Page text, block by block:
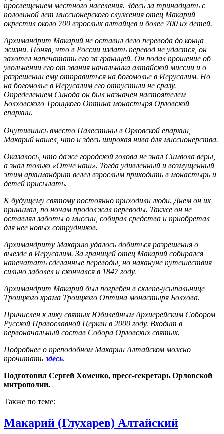
просвещением местного населения. Здесь за тринадцать с
половиной лет миссионерского служения отец Макарий
окрестил около 700 взрослых алтайцев и более 700 их детей.
Архимандрит Макарий не оставил дело перевода до конца
жизни. Поняв, что в России издать перевод не удастся, он
захотел напечатать его за границей. Он подал прошение об
увольнении его от звания начальника алтайской миссии и о
разрешении ему отправиться на богомолье в Иерусалим. Но
на богомолье в Иерусалим его отпустили не сразу.
Определением Синода он был назначен настоятелем
Болховского Троицкого Оптина монастыря Орловской
епархии.
Очутившись вместо Палестины в Орловской епархии,
Макарий нашел, что и здесь широкая нива для миссионерства.
Оказалось, что даже городской голова не знал Символа веры,
а знал только «Отче наш». Тогда удивленный и возмущенный
этим архимандрит велел взрослым приходить в монастырь и
детей присылать.
К будущему святому постоянно приходили люди. Днем он их
принимал, по ночам продолжал переводы. Также он не
оставлял заботы о миссии, собирал средства и приобретал
для нее новых сотрудников.
Архимандриту Макарию удалось добиться разрешения о
выезде в Иерусалим. За границей отец Макарий собирался
напечатать сделанные переводы, но накануне путешествия
сильно заболел и скончался в 1847 году.
Архимандрит Макарий был погребен в склепе-усыпальнице
Троицкого храма Троицкого Оптина монастыря Болхова.
Причислен к лику святых Юбилейным Архиерейским Собором
Русской Православной Церкви в 2000 году. Входит в
первоначальный состав Собора Орловских святых.
Подробнее о преподобном Макарии Алтайском можно
прочитать здесь.
Подготовил Сергей Хоменко, пресс-секретарь Орловской
митрополии.
Также по теме:
Макарий (Глухарев) Алтайский